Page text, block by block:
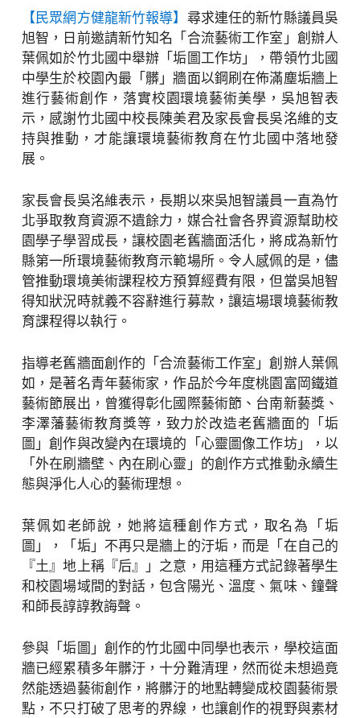
【民眾網方健龍新竹報導】 尋求連任的新竹縣議員吳
旭智，日前邀請新竹知名「合流藝術工作室」創辦人
葉佩如於竹北國中舉辦「垢圖工作坊」，帶領竹北國
中學生於校園內最「髒」牆面以鋼刷在佈滿塵垢牆上
進行藝術創作，落實校園環境藝術美學，吳旭智表
示，感謝竹北國中校長陳美君及家長會長吳洺維的支
持與推動，才能讓環境藝術教育在竹北國中落地發
展。
家長會長吳洺維表示，長期以來吳旭智議員一直為竹
北爭取教育資源不遺餘力，媒合社會各界資源幫助校
園學子學習成長，讓校園老舊牆面活化，將成為新竹
縣第一所環境藝術教育示範場所。令人感佩的是，儘
管推動環境美術課程校方預算經費有限，但當吳旭智
得知狀況時就義不容辭進行募款，讓這場環境藝術教
育課程得以執行。
指導老舊牆面創作的「合流藝術工作室」創辦人葉佩
如，是著名青年藝術家，作品於今年度桃園富岡鐵道
藝術節展出，曾獲得彰化國際藝術節、台南新藝獎、
李澤藩藝術教育獎等，致力於改造老舊牆面的「垢
圖」創作與改變內在環境的「心靈圖像工作坊」，以
「外在刷牆壁、內在刷心靈」的創作方式推動永續生
態與淨化人心的藝術理想。
葉佩如老師說，她將這種創作方式，取名為「垢
圖」，「垢」不再只是牆上的汙垢，而是「在自己的
『土』地上稱『后』」之意，用這種方式記錄著學生
和校園場域間的對話，包含陽光、溫度、氣味、鐘聲
和師長諄諄教誨聲。
參與「垢圖」創作的竹北國中同學也表示，學校這面
牆已經累積多年髒汙，十分難清理，然而從未想過竟
然能透過藝術創作，將髒汙的地點轉變成校園藝術景
點，不只打破了思考的界線，也讓創作的視野與素材